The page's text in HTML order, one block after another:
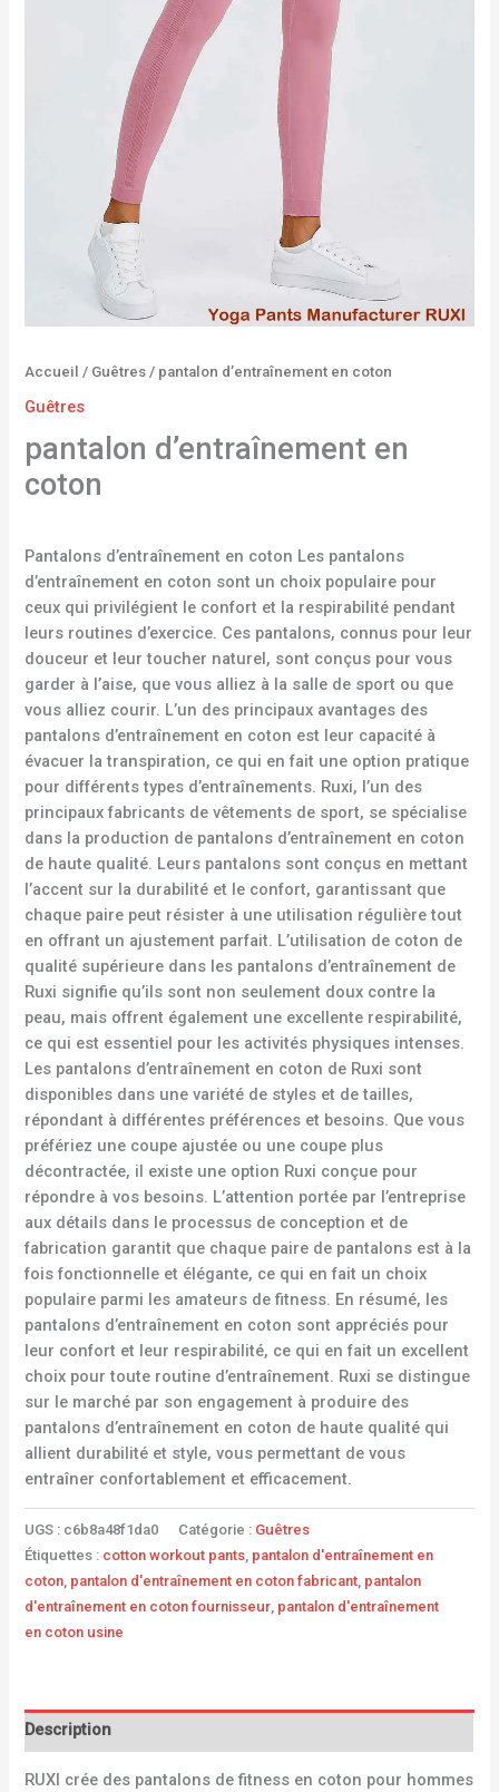
Accueil / Guêtres / pantalon d’entraînement en coton
Guêtres
pantalon d’entraînement en
coton
Pantalons d’entraînement en coton Les pantalons
d’entraînement en coton sont un choix populaire pour
ceux qui privilégient le confort et la respirabilité pendant
leurs routines d’exercice. Ces pantalons, connus pour leur
douceur et leur toucher naturel, sont conçus pour vous
garder à l’aise, que vous alliez à la salle de sport ou que
vous alliez courir. L’un des principaux avantages des
pantalons d’entraînement en coton est leur capacité à
évacuer la transpiration, ce qui en fait une option pratique
pour différents types d’entraînements. Ruxi, l’un des
principaux fabricants de vêtements de sport, se spécialise
dans la production de pantalons d’entraînement en coton
de haute qualité. Leurs pantalons sont conçus en mettant
l’accent sur la durabilité et le confort, garantissant que
chaque paire peut résister à une utilisation régulière tout
en offrant un ajustement parfait. L’utilisation de coton de
qualité supérieure dans les pantalons d’entraînement de
Ruxi signifie qu’ils sont non seulement doux contre la
peau, mais offrent également une excellente respirabilité,
ce qui est essentiel pour les activités physiques intenses.
Les pantalons d’entraînement en coton de Ruxi sont
disponibles dans une variété de styles et de tailles,
répondant à différentes préférences et besoins. Que vous
préfériez une coupe ajustée ou une coupe plus
décontractée, il existe une option Ruxi conçue pour
répondre à vos besoins. L’attention portée par l’entreprise
aux détails dans le processus de conception et de
fabrication garantit que chaque paire de pantalons est à la
fois fonctionnelle et élégante, ce qui en fait un choix
populaire parmi les amateurs de fitness. En résumé, les
pantalons d’entraînement en coton sont appréciés pour
leur confort et leur respirabilité, ce qui en fait un excellent
choix pour toute routine d’entraînement. Ruxi se distingue
sur le marché par son engagement à produire des
pantalons d’entraînement en coton de haute qualité qui
allient durabilité et style, vous permettant de vous
entraîner confortablement et efficacement.
UGS : c6b8a48f1da0 Catégorie : Guêtres
Étiquettes : cotton workout pants pantalon d'entraînement en
coton pantalon d'entraînement en coton fabricant pantalon
d'entraînement en coton fournisseur pantalon d'entraînement
en coton usine
Description
RUXI crée des pantalons de fitness en coton pour hommes